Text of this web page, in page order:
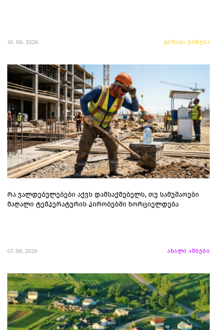
10. 08. 2026 უძრავი ქონება
რა ვალდებულებები აქვს დამსაქმებელს, თუ სამუშაოები
მაღალი ტემპერატურის პირობებში ხორციელდება
07. 08. 2026 ახალი ამბები